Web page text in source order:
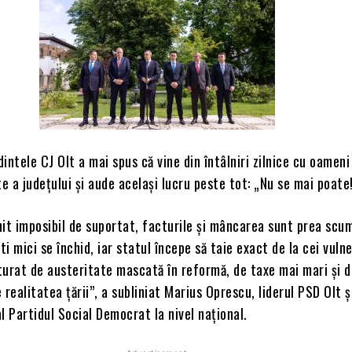
CJ Olt a mai spus că vine din întâlniri zilnice cu
județului și aude același lucru peste tot: „Nu se mai
imposibil de suportat, facturile și mâncarea sunt prea
mici se închid, iar statul începe să taie exact de la cei
de austeritate mascată în reformă, de taxe mai mari și
țării”, a subliniat Marius Oprescu, liderul PSD Olt
Partidul Social Democrat la nivel național.